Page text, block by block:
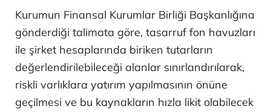
Kurumun Finansal Kurumlar Birliği Başkanlığına
gönderdiği talimata göre, tasarruf fon havuzları
ile şirket hesaplarında biriken tutarların
değerlendirilebileceği alanlar sınırlandırılarak,
riskli varlıklara yatırım yapılmasının önüne
geçilmesi ve bu kaynakların hızla likit olabilecek